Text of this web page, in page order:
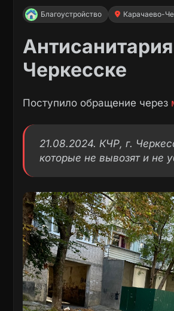
Благоустройство Карачаево-
Черкесске
Поступило обращение через
21.08.2024. КЧР, г.
которые не вывозят и не